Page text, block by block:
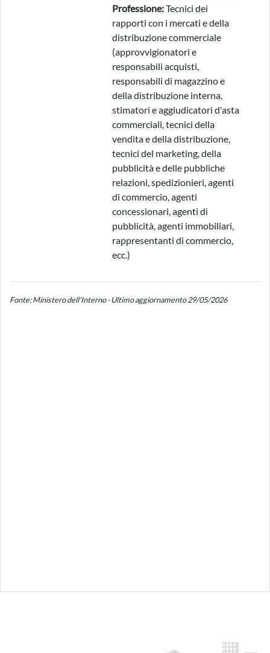
Professione:Tecnici dei
rapporti con i mercati e della
distribuzione commerciale
(approvvigionatori e
responsabili acquisti,
responsabili di magazzino e
della distribuzione interna,
stimatori e aggiudicatori d'asta
commerciali, tecnici della
vendita e della distribuzione,
tecnici del marketing, della
pubblicità e delle pubbliche
relazioni, spedizionieri, agenti
di commercio, agenti
concessionari, agenti di
pubblicità, agenti immobiliari,
rappresentanti di commercio,
ecc.)
Fonte: Ministero dell'Interno - Ultimo aggiornamento 29/05/2026